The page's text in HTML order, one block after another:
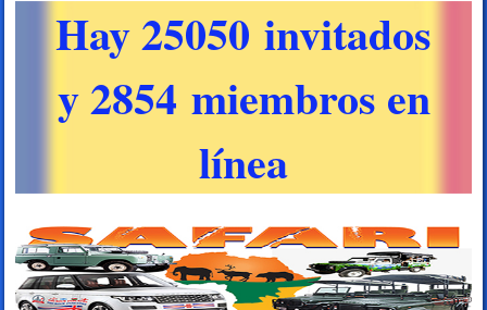
Hay 25050 invitados
y 2854 miembros en
línea